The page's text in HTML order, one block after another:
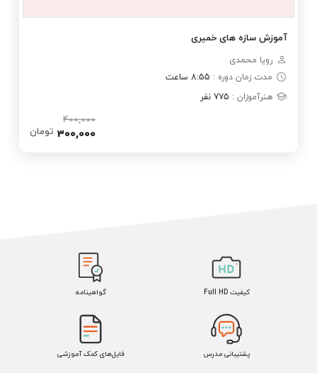
آموزش سازه های خمیری
رویا محمدی
مدت زمان دوره : 8:55 ساعت
هنرآموزان : 775 نفر
400,000
300,000 تومان
کیفیت Full HD گواهینامه
پشتیبانی مدرس فایل‌های کمک آموزشی